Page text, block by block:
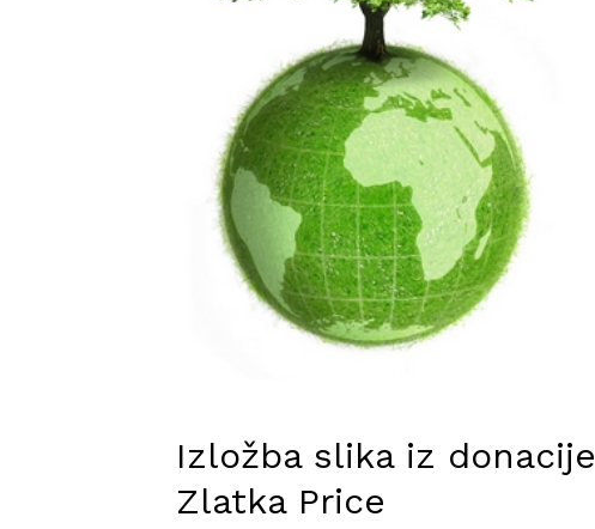
Izložba slika iz donacije
Zlatka Price